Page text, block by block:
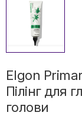
Elgon
Пілінг для
голови